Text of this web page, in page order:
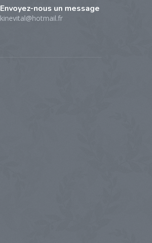
Envoyez-nous un message
kinevital@hotmail.fr